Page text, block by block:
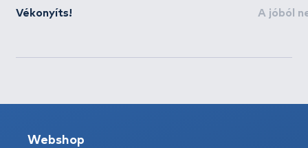
Vékonyíts! A jóból
Webshop